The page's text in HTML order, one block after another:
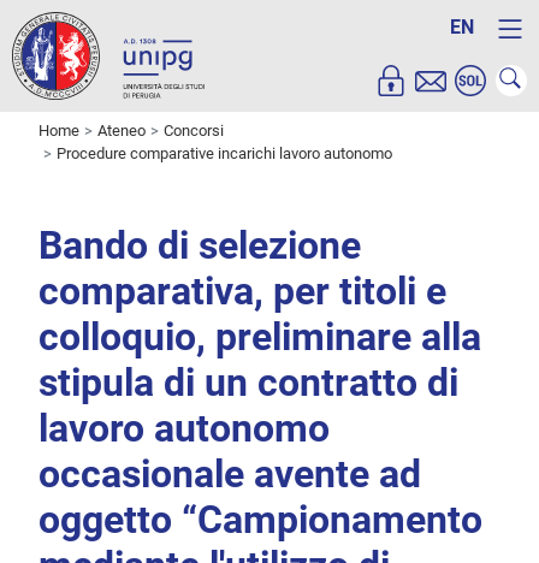
EN
Home Ateneo
Concorsi
Procedure comparative incarichi lavoro autonomo
Bando di selezione
comparativa, per titoli e
colloquio, preliminare alla
stipula di un contratto di
lavoro autonomo
occasionale avente ad
oggetto “Campionamento